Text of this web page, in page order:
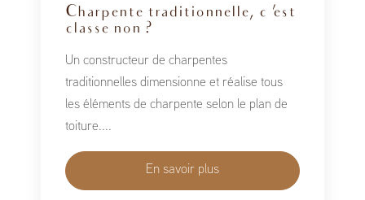
Charpente traditionnelle, c 'est
classe non ?
Un constructeur de charpentes
traditionnelles dimensionne et réalise tous
les éléments de charpente selon le plan de
toiture....
En savoir plus